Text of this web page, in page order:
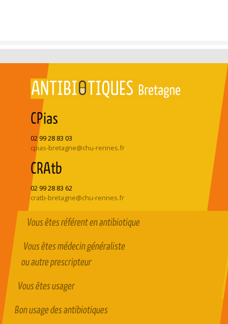
CPias
02 99 28 83 03
cpias-bretagne@chu-rennes.fr
CRAtb
02 99 28 83 62
cratb-bretagne@chu-rennes.fr
Vous êtes référent en antibiotique
Vous êtes médecin généraliste
ou autre prescripteur
Vous êtes usager
Bon usage des antibiotiques